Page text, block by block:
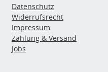
Datenschutz
Widerrufsrecht
Impressum
Zahlung & Versand
Jobs